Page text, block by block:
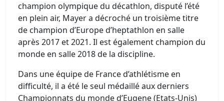
champion olympique du décathlon, disputé l’été
en plein air, Mayer a décroché un troisième titre
de champion d’Europe d’heptathlon en salle
après 2017 et 2021. Il est également champion du
monde en salle 2018 de la discipline.
Dans une équipe de France d’athlétisme en
difficulté, il a été le seul médaillé aux derniers
Championnats du monde d’Eugene (Etats-Unis)